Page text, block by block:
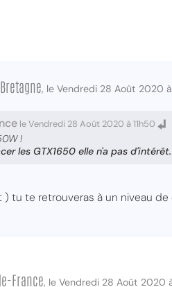
, le Vendredi 28 Août 2020
le Vendredi 28 Août 2020 à 11h50
!
les GTX1650 elle n'a pas d'intérêt.
tu te retrouveras à un niveau
France, le Vendredi 28 Août 2020